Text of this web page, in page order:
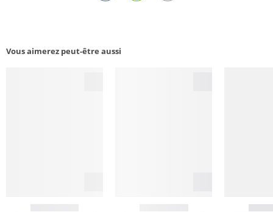
Vous aimerez peut-être aussi